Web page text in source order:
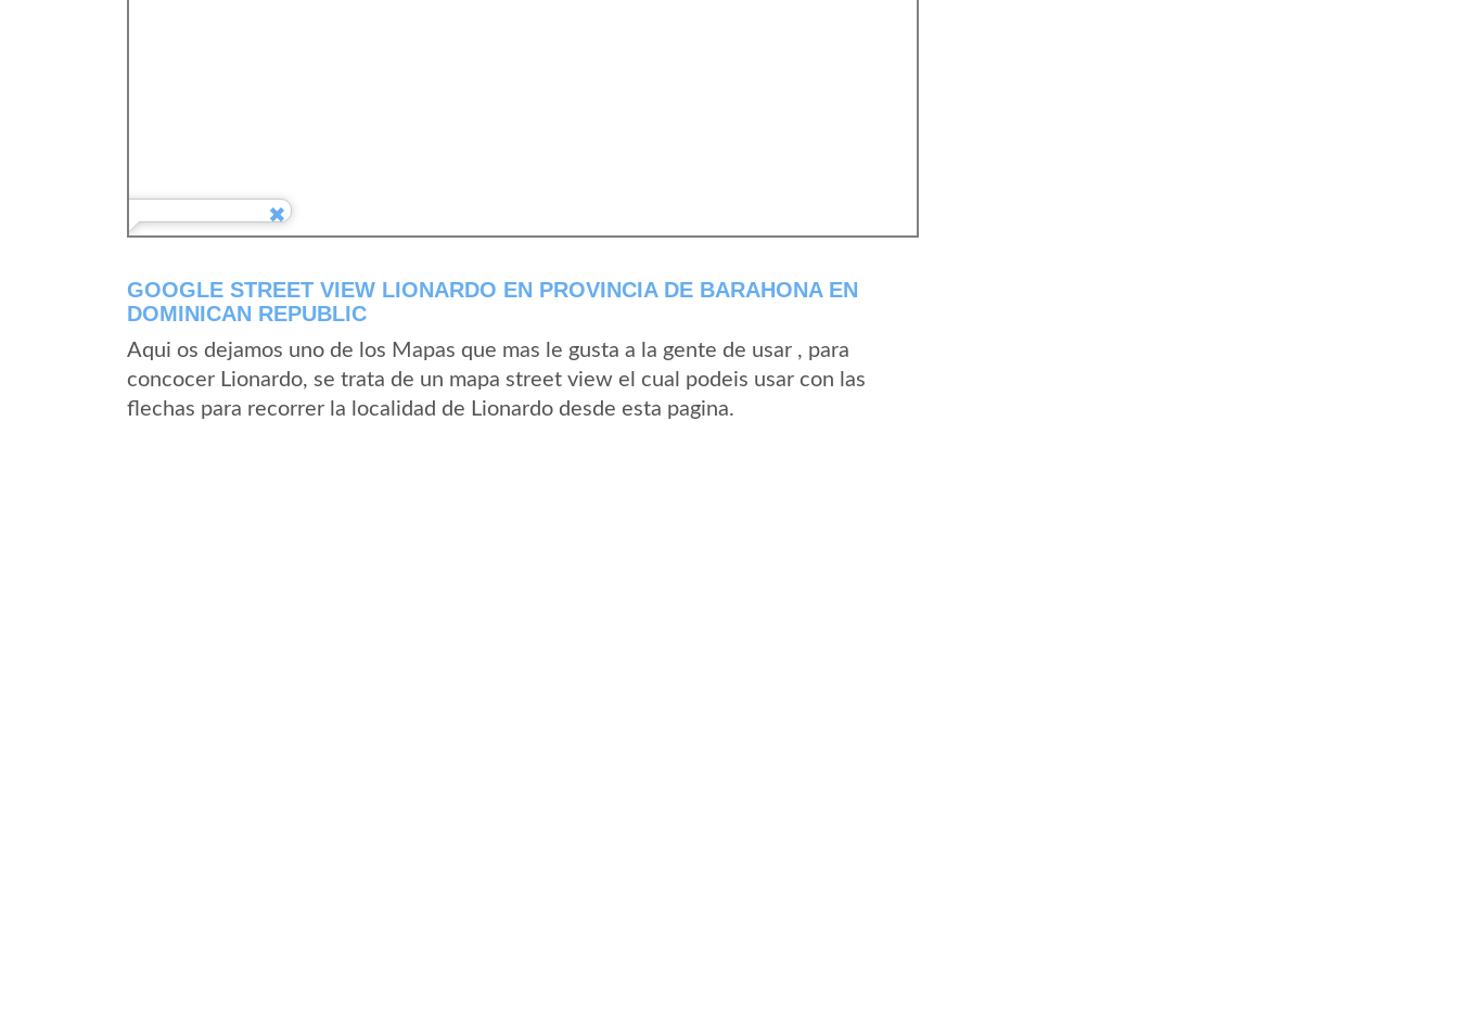
GOOGLE STREET VIEW LIONARDO EN PROVINCIA DE BARAHONA EN
DOMINICAN REPUBLIC
Aqui os dejamos uno de los Mapas que mas le gusta a la gente de usar , para
concocer Lionardo, se trata de un mapa street view el cual podeis usar con las
flechas para recorrer la localidad de Lionardo desde esta pagina.